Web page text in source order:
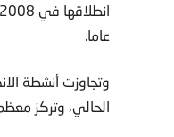
عاما.
الحالي، وتركز